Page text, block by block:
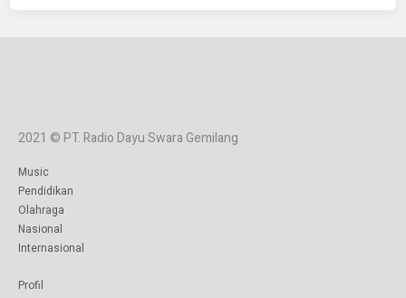
2021 © PT. Radio Dayu Swara Gemilang
Music
Pendidikan
Olahraga
Nasional
Internasional
Profil